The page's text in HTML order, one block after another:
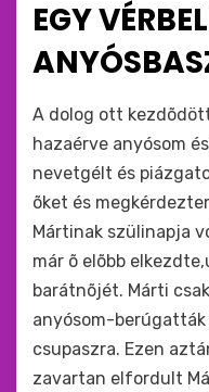
EGY
by monkey
A dolog ott
hazaérve anyósom
nevetgélt és
õket és
Mártinak szülinapja
már õ elõbb
barátnõjét. Márti
anyósom-
csupaszra. Ezen
zavartan elfordult